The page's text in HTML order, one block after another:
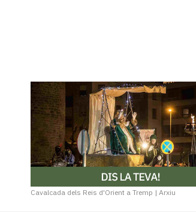
Cavalcada dels Reis d'Orient a Tremp |Arxiu